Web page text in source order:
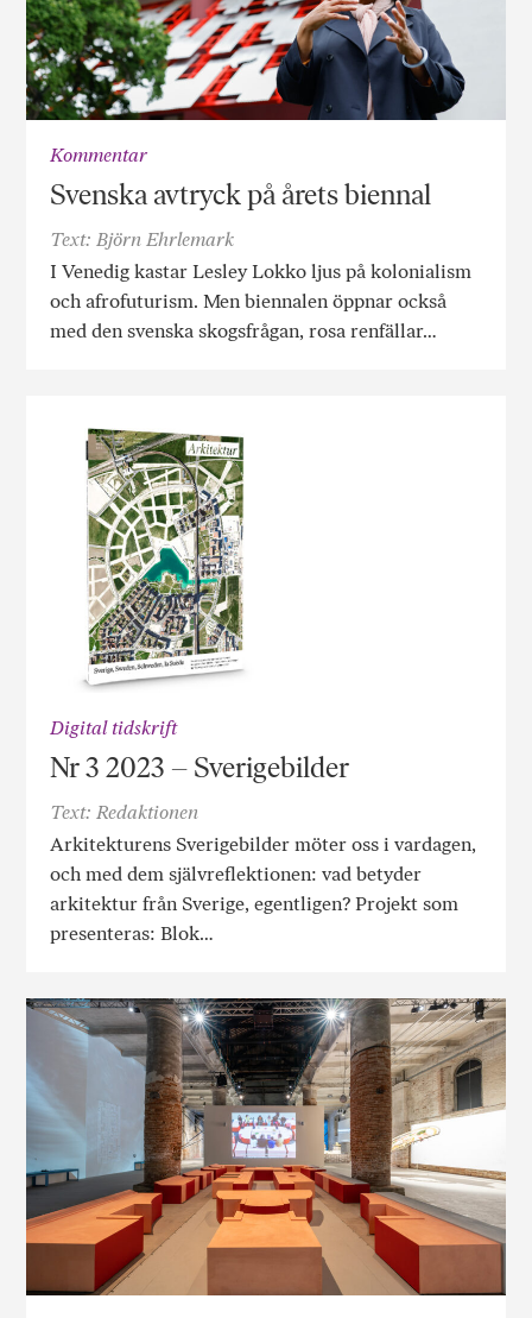
Kommentar
Svenska avtryck på årets biennal
Text: Björn Ehrlemark
I Venedig kastar Lesley Lokko ljus på kolonialism
och afrofuturism. Men biennalen öppnar också
med den svenska skogsfrågan, rosa renfällar…
Digital tidskrift
Nr 3 2023 – Sverigebilder
Text: Redaktionen
Arkitekturens Sverigebilder möter oss i vardagen,
och med dem självreflektionen: vad betyder
arkitektur från Sverige, egentligen? Projekt som
presenteras: Blok…